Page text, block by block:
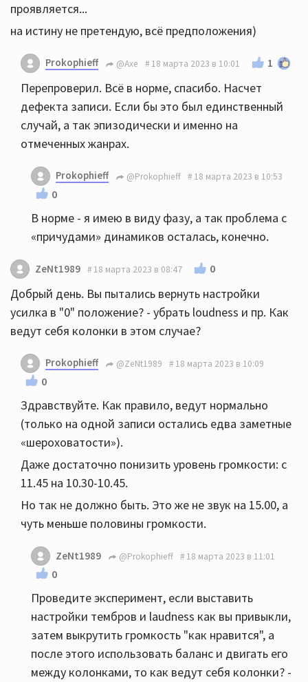
проявляется...
на истину не претендую, всё предположения)
Prokophieff @Axe 18 марта 2023 в 10:01 1
Перепроверил. Всё в норме, спасибо. Насчет
дефекта записи. Если бы это был единственный
случай, а так эпизодически и именно на
отмеченных жанрах.
Prokophieff @Prokophieff 18 марта 2023 в 10:53
0
В норме - я имею в виду фазу, а так проблема с
«причудами» динамиков осталась, конечно.
ZeNt1989 18 марта 2023 в 08:47 0
Добрый день. Вы пытались вернуть настройки
усилка в "0" положение? - убрать loudness и пр. Как
ведут себя колонки в этом случае?
Prokophieff @ZeNt1989 18 марта 2023 в 10:09
0
Здравствуйте. Как правило, ведут нормально
(только на одной записи остались едва заметные
«шероховатости»).
Даже достаточно понизить уровень громкости: с
11.45 на 10.30-10.45.
Но так не должно быть. Это же не звук на 15.00, а
чуть меньше половины громкости.
ZeNt1989 @Prokophieff 18 марта 2023 в 11:01
0
Проведите эксперимент, если выставить
настройки тембров и laudness как вы привыкли,
затем выкрутить громкость "как нравится", а
после этого использовать баланс и двигать его
между колонками, то как ведут себя колонки? -